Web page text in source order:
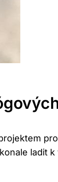
ladit